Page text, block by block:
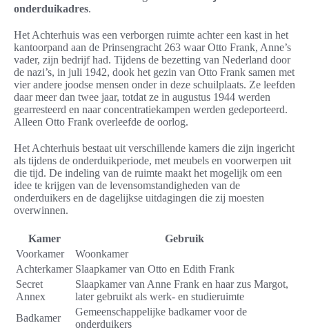
onderduikadres.
Het Achterhuis was een verborgen ruimte achter een kast in het
kantoorpand aan de Prinsengracht 263 waar Otto Frank, Anne’s
vader, zijn bedrijf had. Tijdens de bezetting van Nederland door
de nazi’s, in juli 1942, dook het gezin van Otto Frank samen met
vier andere joodse mensen onder in deze schuilplaats. Ze leefden
daar meer dan twee jaar, totdat ze in augustus 1944 werden
gearresteerd en naar concentratiekampen werden gedeporteerd.
Alleen Otto Frank overleefde de oorlog.
Het Achterhuis bestaat uit verschillende kamers die zijn ingericht
als tijdens de onderduikperiode, met meubels en voorwerpen uit
die tijd. De indeling van de ruimte maakt het mogelijk om een
idee te krijgen van de levensomstandigheden van de
onderduikers en de dagelijkse uitdagingen die zij moesten
overwinnen.
Kamer
Gebruik
Voorkamer
Woonkamer
Achterkamer Slaapkamer van Otto en Edith Frank
Secret
Annex
Slaapkamer van Anne Frank en haar zus Margot,
later gebruikt als werk- en studieruimte
Badkamer
Gemeenschappelijke badkamer voor de
onderduikers